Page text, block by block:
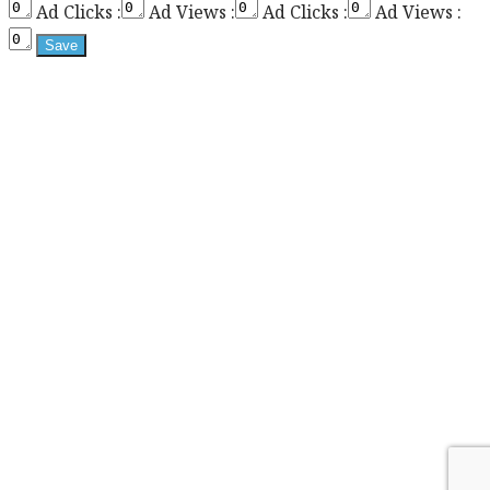
Ad Clicks :
Ad Views : Ad Clicks : Ad Views :